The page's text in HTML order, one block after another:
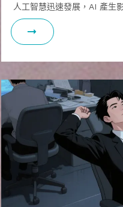
人工智慧迅速發展，AI 產生